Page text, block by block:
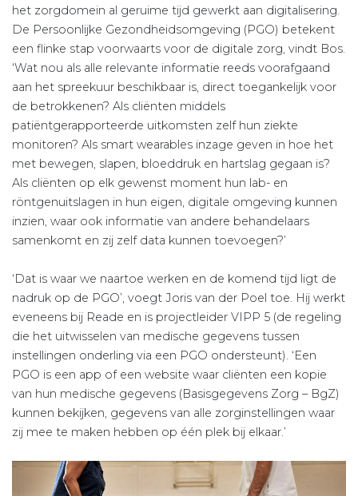
het zorgdomein al geruime tijd gewerkt aan digitalisering.
De Persoonlijke Gezondheidsomgeving (PGO) betekent
een flinke stap voorwaarts voor de digitale zorg, vindt Bos.
‘Wat nou als alle relevante informatie reeds voorafgaand
aan het spreekuur beschikbaar is, direct toegankelijk voor
de betrokkenen? Als cliënten middels
patiëntgerapporteerde uitkomsten zelf hun ziekte
monitoren? Als smart wearables inzage geven in hoe het
met bewegen, slapen, bloeddruk en hartslag gegaan is?
Als cliënten op elk gewenst moment hun lab- en
röntgenuitslagen in hun eigen, digitale omgeving kunnen
inzien, waar ook informatie van andere behandelaars
samenkomt en zij zelf data kunnen toevoegen?’
‘Dat is waar we naartoe werken en de komend tijd ligt de
nadruk op de PGO’, voegt Joris van der Poel toe. Hij werkt
eveneens bij Reade en is projectleider VIPP 5 (de regeling
die het uitwisselen van medische gegevens tussen
instellingen onderling via een PGO ondersteunt). ‘Een
PGO is een app of een website waar cliënten een kopie
van hun medische gegevens (Basisgegevens Zorg – BgZ)
kunnen bekijken, gegevens van alle zorginstellingen waar
zij mee te maken hebben op één plek bij elkaar.’